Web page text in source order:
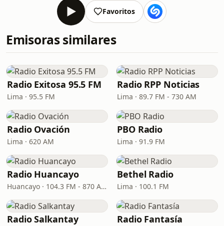
Favoritos
Emisoras similares
Radio Exitosa 95.5 FM
Lima · 95.5 FM
Radio RPP Noticias
Lima · 89.7 FM - 730 AM
Radio Ovación
Lima · 620 AM
PBO Radio
Lima · 91.9 FM
Radio Huancayo
Huancayo · 104.3 FM - 870 AM
Bethel Radio
Lima · 100.1 FM
Radio Salkantay Radio Fantasía